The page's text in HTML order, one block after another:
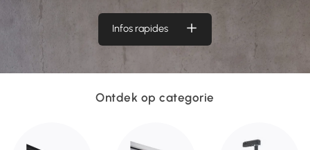
Infos rapides
Ontdek op categorie